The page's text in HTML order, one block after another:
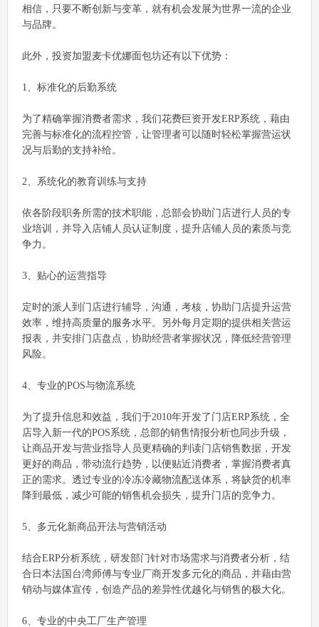
相信，只要不断创新与变革，就有机会发展为世界一流的企业
与品牌。
此外，投资加盟麦卡优娜面包坊还有以下优势：
1、标准化的后勤系统
为了精确掌握消费者需求，我们花费巨资开发ERP系统，藉由
完善与标准化的流程控管，让管理者可以随时轻松掌握营运状
况与后勤的支持补给。
2、系统化的教育训练与支持
依各阶段职务所需的技术职能，总部会协助门店进行人员的专
业培训，并导入店铺人员认证制度，提升店铺人员的素质与竞
争力。
3、贴心的运营指导
定时的派人到门店进行辅导，沟通，考核，协助门店提升运营
效率，维持高质量的服务水平。另外每月定期的提供相关营运
报表，并安排门店盘点，协助经营者掌握状况，降低经营管理
风险。
4、专业的POS与物流系统
为了提升信息和效益，我们于2010年开发了门店ERP系统，全
店导入新一代的POS系统，总部的销售情报分析也同步升级，
让商品开发与营业指导人员更精确的判读门店销售数据，开发
更好的商品，带动流行趋势，以便贴近消费者，掌握消费者真
正的需求。透过专业的冷冻冷藏物流配送体系，将缺货的机率
降到最低，减少可能的销售机会损失，提升门店的竞争力。
5、多元化新商品开法与营销活动
结合ERP分析系统，研发部门针对市场需求与消费者分析，结
合日本法国台湾师傅与专业厂商开发多元化的商品，并藉由营
销动与媒体宣传，创造产品的差异性优越化与销售的极大化。
6、专业的中央工厂生产管理